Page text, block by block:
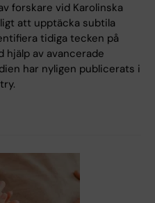
forskare vid Karolinska
att upptäcka subtila
tidiga tecken på
hjälp av avancerade
har nyligen publicerats i